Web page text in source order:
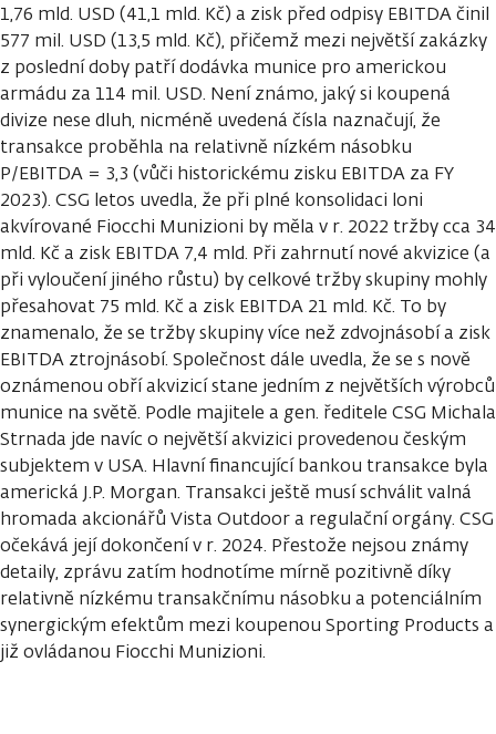
1,76 mld. USD (41,1 mld. Kč) a zisk před odpisy EBITDA činil
577 mil. USD (13,5 mld. Kč), přičemž mezi největší zakázky
z poslední doby patří dodávka munice pro americkou
armádu za 114 mil. USD. Není známo, jaký si koupená
divize nese dluh, nicméně uvedená čísla naznačují, že
transakce proběhla na relativně nízkém násobku
P/EBITDA = 3,3 (vůči historickému zisku EBITDA za FY
2023). CSG letos uvedla, že při plné konsolidaci loni
akvírované Fiocchi Munizioni by měla v r. 2022 tržby cca 34
mld. Kč a zisk EBITDA 7,4 mld. Při zahrnutí nové akvizice (a
při vyloučení jiného růstu) by celkové tržby skupiny mohly
přesahovat 75 mld. Kč a zisk EBITDA 21 mld. Kč. To by
znamenalo, že se tržby skupiny více než zdvojnásobí a zisk
EBITDA ztrojnásobí. Společnost dále uvedla, že se s nově
oznámenou obří akvizicí stane jedním z největších výrobců
munice na světě. Podle majitele a gen. ředitele CSG Michala
Strnada jde navíc o největší akvizici provedenou českým
subjektem v USA. Hlavní financující bankou transakce byla
americká J.P. Morgan. Transakci ještě musí schválit valná
hromada akcionářů Vista Outdoor a regulační orgány. CSG
očekává její dokončení v r. 2024. Přestože nejsou známy
detaily, zprávu zatím hodnotíme mírně pozitivně díky
relativně nízkému transakčnímu násobku a potenciálním
synergickým efektům mezi koupenou Sporting Products a
již ovládanou Fiocchi Munizioni.